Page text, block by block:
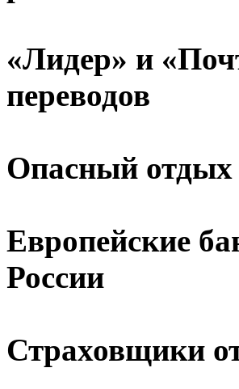
«Лидер» и
переводов
Опасный отдых
Европейские
России
Страховщики